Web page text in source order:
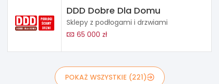
DDD Dobre Dla Domu
Sklepy z podłogami i drzwiami
65 000 zł
POKAŻ WSZYSTKIE (221)